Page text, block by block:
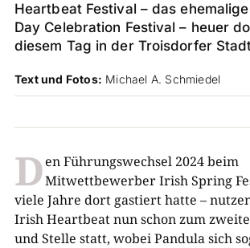
Heartbeat Festival – das
Day Celebration Festival – heuer
diesem Tag in der Troisdorfer
Text und Fotos: Michael A. Schmiedel
Den Führungswechsel 2024 beim
Mitwettbewerber Irish Spring
viele Jahre dort gastiert hatte –
Irish Heartbeat nun schon zum
und Stelle statt, wobei Pandula sich